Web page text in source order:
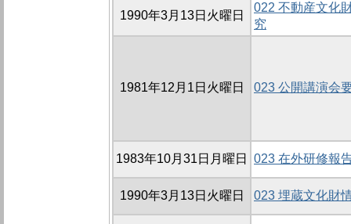
1990年3月13日火曜日
022 不動産文化
究
1981年12月1日火曜日 023 公開講演会
1983年10月31日月曜日 023 在外研修報
1990年3月13日火曜日 023 埋蔵文化財